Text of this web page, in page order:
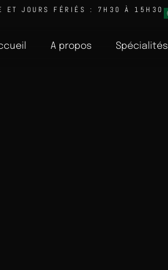
ET JOURS FÉRIÉS : 7H30 À 15H30
A propos Spécialités